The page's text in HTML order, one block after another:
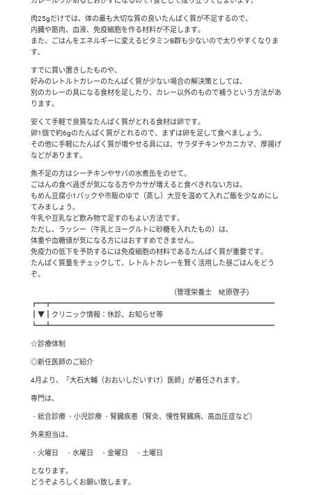
肉25gだけでは、体の最も大切な質の良いたんぱく質が不足するので、
内臓や筋肉、血液、免疫細胞を作る材料が不足します。
また、ごはんをエネルギーに変えるビタミンB群も少ないので太りやすくなりま
す。
すでに買い置きしたものや、
好みのレトルトカレーのたんぱく質が少ない場合の解決策としては、
別のカレーの具になる食材を足したり、カレー以外のもので補うという方法があ
ります。
安くて手軽で良質なたんぱく質がとれる食材は卵です。
卵1個で約6gのたんぱく質がとれるので、まずは卵を足して食べましょう。
その他に手軽にたんぱく質が増やせる具には、サラダチキンやカニカマ、厚揚げ
などがあります。
魚不足の方はシーチキンやサバの水煮缶をのせて。
ごはんの食べ過ぎが気になる方やカサが増えると食べきれない方は、
もめん豆腐小1パックや市販のゆで（蒸し）大豆を温めて入れご飯を少なめにし
てみましょう。
牛乳や豆乳など飲み物で足すのもよい方法です。
ただし、ラッシー（牛乳とヨーグルトに砂糖を入れたもの）は、
体重や血糖値が気になる方にはおすすめできません。
免疫力の低下を予防するには免疫細胞の材料であるたんぱく質が重要です。
たんぱく質量をチェックして、レトルトカレーを賢く活用した昼ごはんをどう
ぞ。
（管理栄養士 蛯原啓子)
┏━┳━━━━━━━━━━━━━━━━━━━━━━━━━━━━━━━━
┃▼┃クリニック情報：休診、お知らせ等
┗━┻━━━━━━━━━━━━━━━━━━━━━━━━━━━━━━━━
☆診療体制
◎新任医師のご紹介
4月より、「大石大輔（おおいしだいすけ）医師」が着任されます。
専門は、
・総合診療 ・小児診療 ・腎臓疾患（腎炎、慢性腎臓病、高血圧症など）
外来担当は、
・火曜日 ・水曜日 ・金曜日 ・土曜日
となります。
どうぞよろしくお願い致します。